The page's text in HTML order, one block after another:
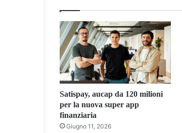
Satispay, aucap da 120 milioni
per la nuova super app
finanziaria
Giugno 11, 2026